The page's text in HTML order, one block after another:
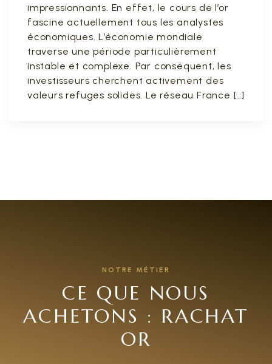
impressionnants. En effet, le cours de l’or
fascine actuellement tous les analystes
économiques. L’économie mondiale
traverse une période particulièrement
instable et complexe. Par conséquent, les
investisseurs cherchent activement des
valeurs refuges solides. Le réseau France […]
NOTRE MÉTIER
CE QUE NOUS
ACHETONS : RACHAT
OR